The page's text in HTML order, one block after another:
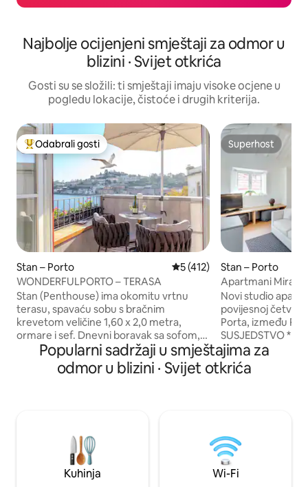
Najbolje ocijenjeni smještaji za odmor u
blizini · Svijet otkrića
Gosti su se složili: ti smještaji imaju visoke ocjene u
pogledu lokacije, čistoće i drugih kriterija.
Među najviše rangiranima s oznakom „Odabrali gosti”
Odabrali gosti
Stan – Porto Prosječna ocjena: 5/5,
5 (412)
WONDERFULPORTO – TERASA
Stan (Penthouse) ima okomitu vrtnu
terasu, spavaću sobu s bračnim
krevetom veličine 1,60 x 2,0 metra,
ormare i sef. Dnevni boravak sa sofom,
4K TV-om, kablovskim kanalima i
Netflixom, Rotel bluetooth zvučnim
sustavom i minibarom s besplatnim
tosterom, kuhalom za vodu i
Nexpressoom. Kupaonica s bideom i
tušem, sušilom za kosu i sadržajima (gel
za tuširanje, šampon i krema za tijelo),
Superhost
Superhost
Stan – Porto
Apartmani
Novi studio
povijesnoj četvrti
Porta, između
SUSJEDSTVO *
Ribeira udaljena
Tradicionalni
Košarkaško
kabelskim
kupaonica s
bračni krevet
Popularni sadržaji u smještajima za
odmor u blizini · Svijet otkrića
Kuhinja Wi-Fi